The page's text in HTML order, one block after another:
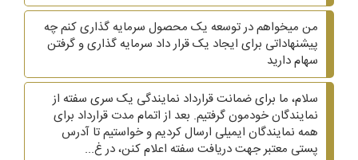
من میخواهم در توسعه یک محصول سرمایه گذاری کنم چه
پیشنهاداتی برای ایجاد یک قرار داد سرمایه گذاری و گرفتن
سهام دارید
سلام، ما برای ضمانت قرارداد نمایندگی یک سری سفته از
نمایندگان خودمون گرفتیم. بعد از اتمام مدت قرارداد برای
همه نمایندگان ایمیلی ارسال کردیم و خواستیم تا آدرس
پستی معتبر جهت دریافت سفته اعلام کنن، در غ...